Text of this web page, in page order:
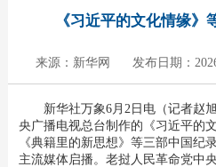
《习近平的文化情缘》
来源：新华网 发布日期：
新华社万象6月2日电（记者赵
央广播电视总台制作的《习近平的
《典籍里的新思想》等三部中国纪
主流媒体启播。老挝人民革命党中